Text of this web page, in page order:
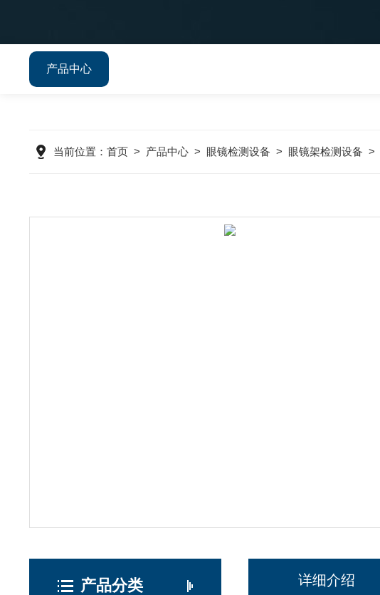
产品中心
当前位置： 首页> 产品中心> 眼镜检测设备 > 眼镜架检测设备 >
产品分类 详细介绍